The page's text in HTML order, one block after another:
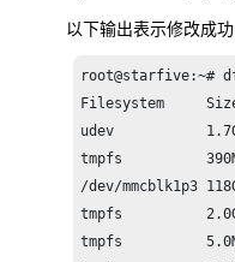
以下输出表示修改成功
root@starfive:~#
Filesystem     Size
udev
tmpfs
/dev/mmcblk1p3
tmpfs
tmpfs